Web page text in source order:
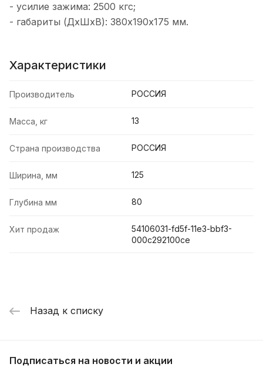
- усилие зажима: 2500 кгс;
- габариты (ДхШхВ): 380х190х175 мм.
Характеристики
Производитель РОССИЯ
Масса, кг 13
Страна производства РОССИЯ
Ширина, мм 125
Глубина мм 80
Хит продаж
54106031-fd5f-11e3-bbf3-
000c292100ce
Назад к списку
Подписаться на новости и акции